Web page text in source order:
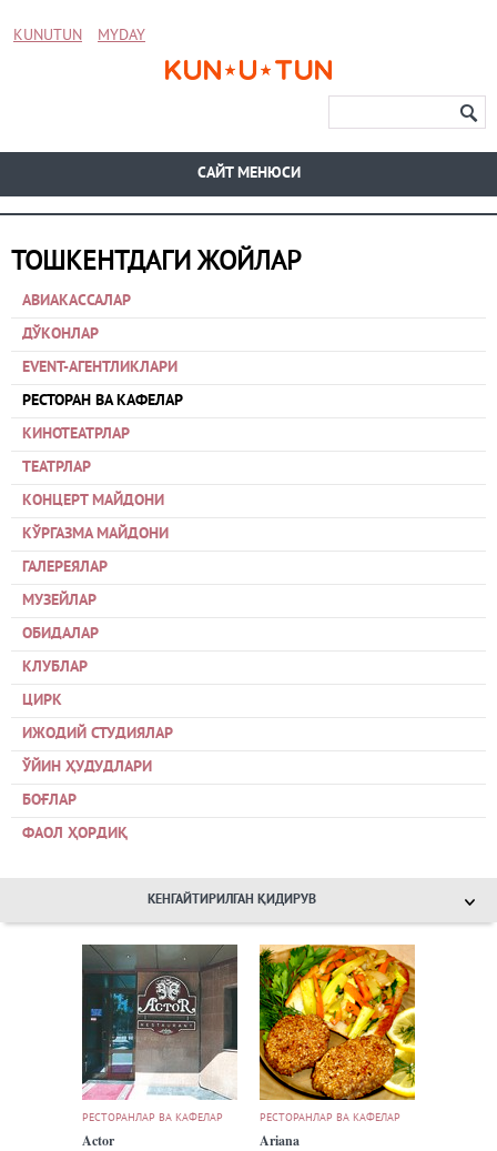
KUNUTUN MYDAY
CАЙТ МЕНЮСИ
ТОШКЕНТДАГИ ЖОЙЛАР
АВИАКАССАЛАР
ДЎКОНЛАР
EVENT-АГЕНТЛИКЛАРИ
РЕСТОРАН ВА КАФЕЛАР
КИНОТЕАТРЛАР
ТЕАТРЛАР
КОНЦЕРТ МАЙДОНИ
КЎРГАЗМА МАЙДОНИ
ГАЛЕРЕЯЛАР
МУЗЕЙЛАР
ОБИДАЛАР
КЛУБЛАР
ЦИРК
ИЖОДИЙ СТУДИЯЛАР
ЎЙИН ҲУДУДЛАРИ
БОҒЛАР
ФАОЛ ҲОРДИҚ
КЕНГАЙТИРИЛГАН ҚИДИРУВ
РЕСТОРАНЛАР ВА КАФЕЛАР
Actor
РЕСТОРАНЛАР ВА КАФЕЛАР
Ariana